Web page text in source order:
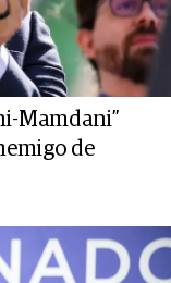
Mamdani”
de